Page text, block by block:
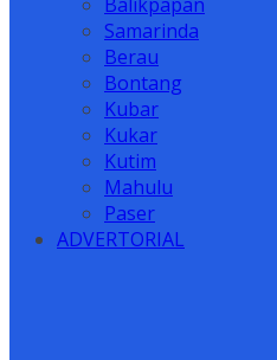
Balikpapan
Samarinda
Berau
Bontang
Kubar
Kukar
Kutim
Mahulu
Paser
ADVERTORIAL